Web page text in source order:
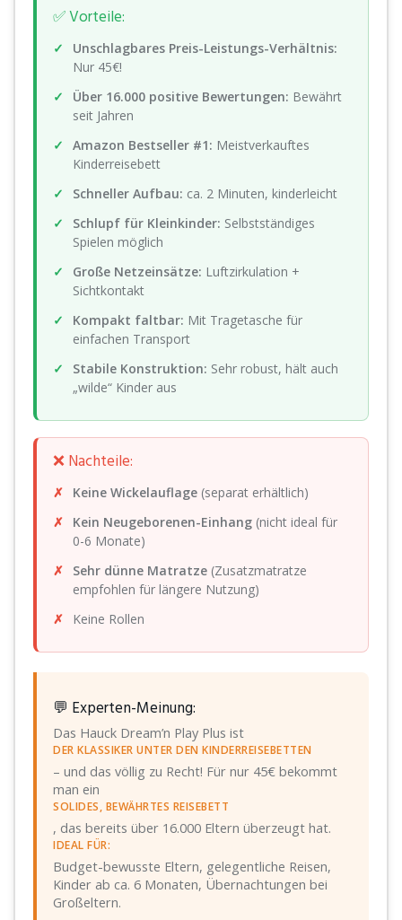
✅ Vorteile:
Unschlagbares Preis-Leistungs-Verhältnis:
Nur 45€!
Über 16.000 positive Bewertungen: Bewährt
seit Jahren
Amazon Bestseller #1: Meistverkauftes
Kinderreisebett
Schneller Aufbau: ca. 2 Minuten, kinderleicht
Schlupf für Kleinkinder: Selbstständiges
Spielen möglich
Große Netzeinsätze: Luftzirkulation +
Sichtkontakt
Kompakt faltbar: Mit Tragetasche für
einfachen Transport
Stabile Konstruktion: Sehr robust, hält auch
„wilde“ Kinder aus
❌ Nachteile:
Keine Wickelauflage (separat erhältlich)
Kein Neugeborenen-Einhang (nicht ideal für
0-6 Monate)
Sehr dünne Matratze (Zusatzmatratze
empfohlen für längere Nutzung)
Keine Rollen
💬 Experten-Meinung:
Das Hauck Dream’n Play Plus ist
DER KLASSIKER UNTER DEN KINDERREISEBETTEN
– und das völlig zu Recht! Für nur 45€ bekommt
man ein
SOLIDES, BEWÄHRTES REISEBETT
, das bereits über 16.000 Eltern überzeugt hat.
IDEAL FÜR:
Budget-bewusste Eltern, gelegentliche Reisen,
Kinder ab ca. 6 Monaten, Übernachtungen bei
Großeltern.